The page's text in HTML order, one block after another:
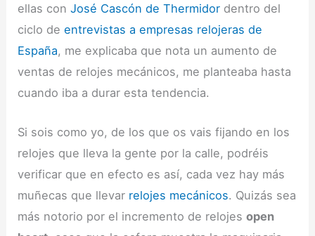
ellas conJosé Cascón de Thermidor dentro del
ciclo deentrevistas a empresas relojeras de
España, me explicaba que nota un aumento de
ventas de relojes mecánicos, me planteaba hasta
cuando iba a durar esta tendencia.
Si sois como yo, de los que os vais fijando en los
relojes que lleva la gente por la calle, podréis
verificar que en efecto es así, cada vez hay más
muñecas que llevar relojes mecánicos. Quizás sea
más notorio por el incremento de relojesopen